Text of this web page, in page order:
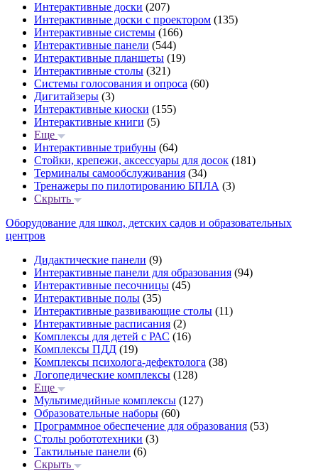
Интерактивные доски (207)
Интерактивные доски с проектором (135)
Интерактивные системы (166)
Интерактивные панели (544)
Интерактивные планшеты (19)
Интерактивные столы (321)
Системы голосования и опроса (60)
Дигитайзеры (3)
Интерактивные киоски (155)
Интерактивные книги (5)
Еще
Интерактивные трибуны (64)
Стойки, крепежи, аксессуары для досок (181)
Терминалы самообслуживания (34)
Тренажеры по пилотированию БПЛА (3)
Скрыть
Оборудование для школ, детских садов и образовательных
центров
Дидактические панели (9)
Интерактивные панели для образования (94)
Интерактивные песочницы (45)
Интерактивные полы (35)
Интерактивные развивающие столы (11)
Интерактивные расписания (2)
Комплексы для детей с РАС (16)
Комплексы ПДД (19)
Комплексы психолога-дефектолога (38)
Логопедические комплексы (128)
Еще
Мультимедийные комплексы (127)
Образовательные наборы (60)
Программное обеспечение для образования (53)
Столы робототехники (3)
Тактильные панели (6)
Скрыть